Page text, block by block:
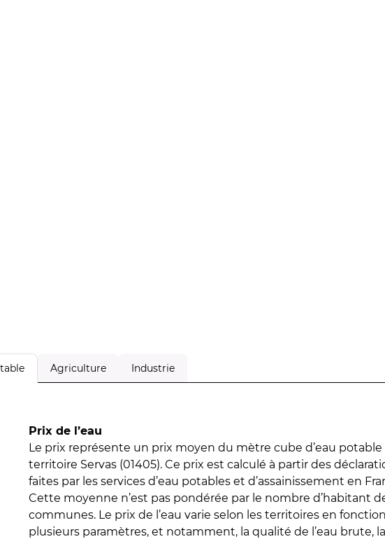
Agriculture Industrie
Prix de l’eau
Le prix représente un prix moyen du mètre cube d’eau potable
territoire Servas (01405). Ce prix est calculé à partir des
faites par les services d’eau potables et d’assainissement en
Cette moyenne n’est pas pondérée par le nombre d’habitant
communes. Le prix de l’eau varie selon les territoires en
plusieurs paramètres, et notamment, la qualité de l’eau brute, la